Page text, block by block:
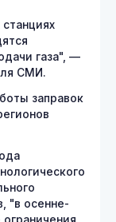
газа", —
СМИ.
заправок
"в осенне-